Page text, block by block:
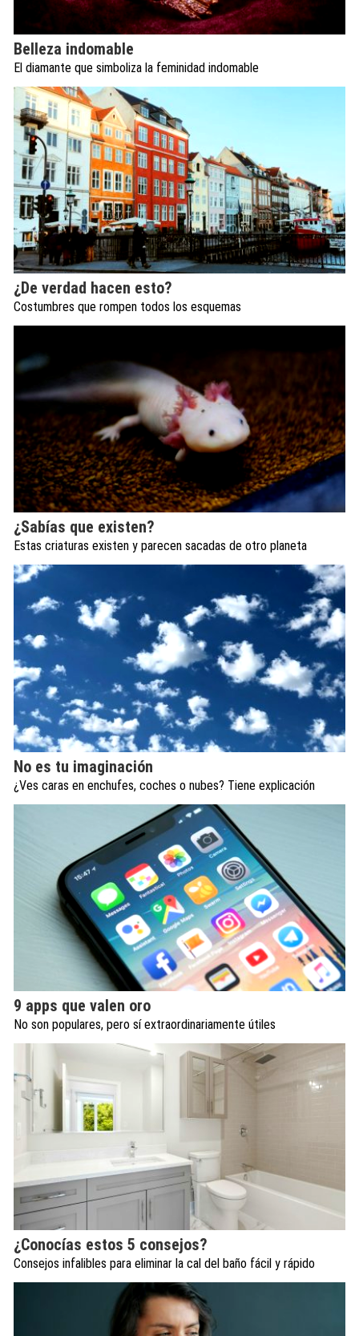
Belleza indomable
El diamante que simboliza la feminidad indomable
¿De verdad hacen esto?
Costumbres que rompen todos los esquemas
¿Sabías que existen?
Estas criaturas existen y parecen sacadas de otro planeta
No es tu imaginación
¿Ves caras en enchufes, coches o nubes? Tiene explicación
9 apps que valen oro
No son populares, pero sí extraordinariamente útiles
¿Conocías estos 5 consejos?
Consejos infalibles para eliminar la cal del baño fácil y rápido